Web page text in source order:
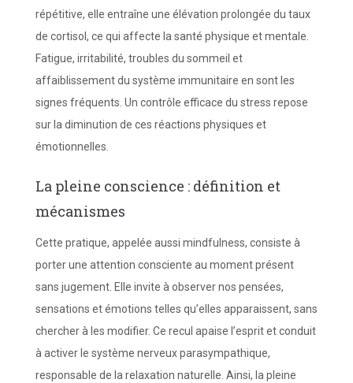
répétitive, elle entraîne une élévation prolongée du taux
de cortisol, ce qui affecte la santé physique et mentale.
Fatigue, irritabilité, troubles du sommeil et
affaiblissement du système immunitaire en sont les
signes fréquents. Un contrôle efficace du stress repose
sur la diminution de ces réactions physiques et
émotionnelles.
La pleine conscience : définition et
mécanismes
Cette pratique, appelée aussi mindfulness, consiste à
porter une attention consciente au moment présent
sans jugement. Elle invite à observer nos pensées,
sensations et émotions telles qu’elles apparaissent, sans
chercher à les modifier. Ce recul apaise l’esprit et conduit
à activer le système nerveux parasympathique,
responsable de la relaxation naturelle. Ainsi, la pleine